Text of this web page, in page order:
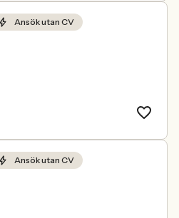
Ansök utan CV
Ansök utan CV